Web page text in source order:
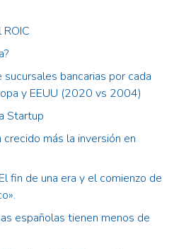
bancarias por cada
y EEUU (2020 vs 2004)
Startup
crecido más la inversión en
fin de una era y el comienzo de
españolas tienen menos de